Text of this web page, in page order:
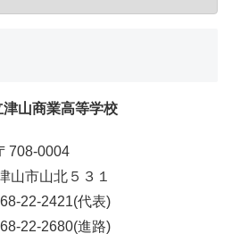
津山商業高等学校
708-0004
山市山北５３１
22-2421(代表)
22-2680(進路)